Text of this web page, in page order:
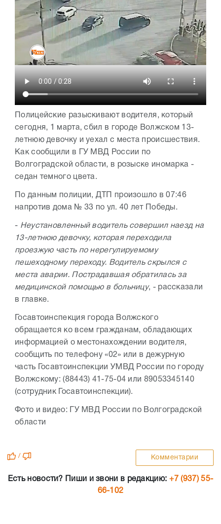
Полицейские разыскивают водителя, который
сегодня, 1 марта, сбил в городе Волжском 13-
летнюю девочку и уехал с места происшествия.
Как сообщили в ГУ МВД России по
Волгоградской области, в розыске иномарка -
седан темного цвета.
По данным полиции, ДТП произошло в 07:46
напротив дома № 33 по ул. 40 лет Победы.
- Неустановленный водитель совершил наезд на
13-летнюю девочку, которая переходила
проезжую часть по нерегулируемому
пешеходному переходу. Водитель скрылся с
места аварии. Пострадавшая обратилась за
медицинской помощью в больницу, - рассказали
в главке.
Госавтоинспекция города Волжского
обращается ко всем гражданам, обладающих
информацией о местонахождении водителя,
сообщить по телефону «02» или в дежурную
часть Госавтоинспекции УМВД России по городу
Волжскому: (88443) 41-75-04 или 89053345140
(сотрудник Госавтоинспекции).
Фото и видео: ГУ МВД России по Волгоградской
области
/ Комментарии
Есть новости? Пиши и звони в редакцию: +7 (937) 55-
66-102